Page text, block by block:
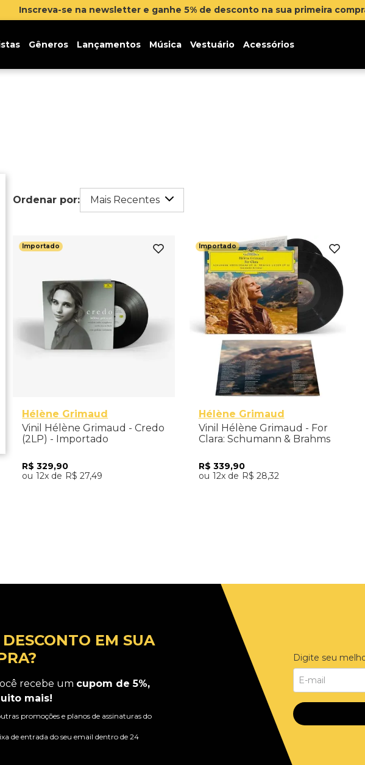
Inscreva-se na newsletter e ganhe 5% de desconto na sua primeira
Gêneros Lançamentos Música Vestuário Acessórios
Mais Recentes
Importado
Hélène Grimaud
Vinil Hélène Grimaud - Credo
(2LP) - Importado
R$ 329,90
12
R$ 27,49
Importado
Hélène Grimaud
Vinil Hélène Grimaud - For
Clara: Schumann & Brahms
R$ 339,90
12
R$ 28,32
EM SUA
recebe um cupom de 5%,
mais!
promoções e planos de assinaturas do
de entrada do seu email dentro de 24
Digite seu